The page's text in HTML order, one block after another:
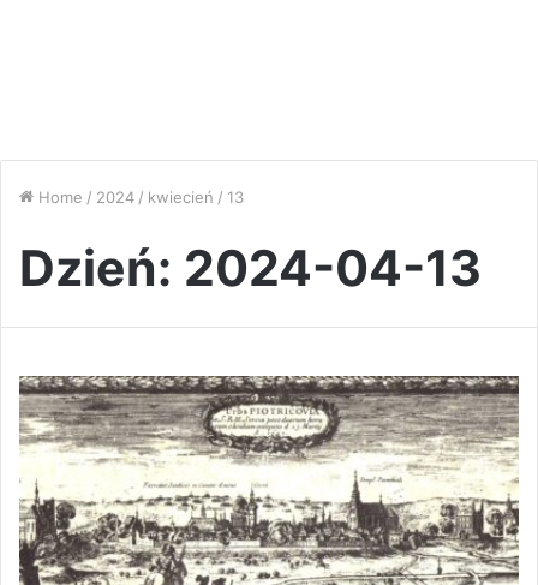
Home / 2024 / kwiecień / 13
Dzień: 2024-04-13